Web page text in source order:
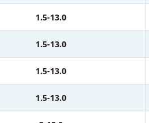
1.5-13.0
1.5-13.0
1.5-13.0
1.5-13.0